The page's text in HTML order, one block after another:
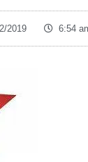
2019 6:54